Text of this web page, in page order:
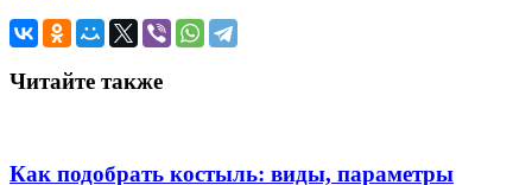
Читайте также
Как подобрать костыль: виды, параметры